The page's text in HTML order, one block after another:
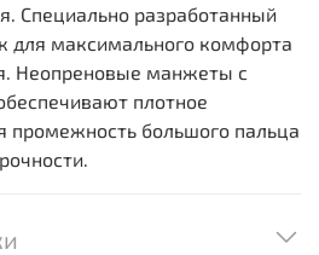
Специально разработанный
для максимального комфорта
Неопреновые манжеты с
плотное
промежность большого пальца